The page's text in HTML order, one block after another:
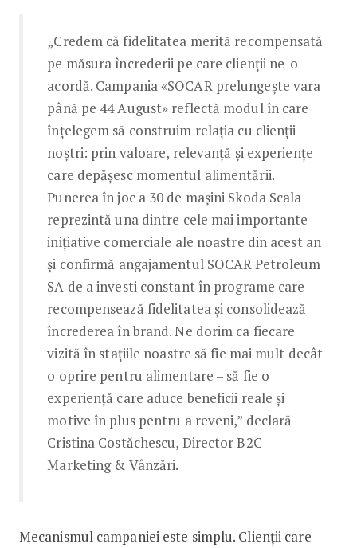
„Credem că fidelitatea merită recompensată
pe măsura încrederii pe care clienții ne-o
acordă. Campania «SOCAR prelungește vara
până pe 44 August» reflectă modul în care
înțelegem să construim relația cu clienții
noștri: prin valoare, relevanță și experiențe
care depășesc momentul alimentării.
Punerea în joc a 30 de mașini Skoda Scala
reprezintă una dintre cele mai importante
inițiative comerciale ale noastre din acest an
și confirmă angajamentul SOCAR Petroleum
SA de a investi constant în programe care
recompensează fidelitatea și consolidează
încrederea în brand. Ne dorim ca fiecare
vizită în stațiile noastre să fie mai mult decât
o oprire pentru alimentare – să fie o
experiență care aduce beneficii reale și
motive în plus pentru a reveni,” declară
Cristina Costăchescu, Director B2C
Marketing & Vânzări.
Mecanismul campaniei este simplu. Clienții care